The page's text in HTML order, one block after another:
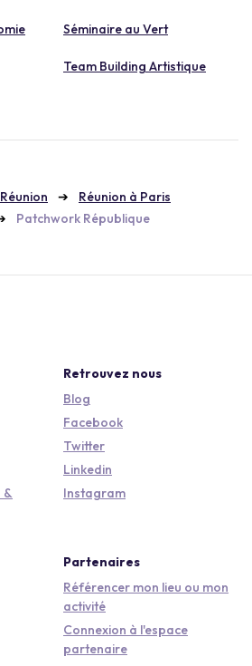
Séminaire au Vert
Team Building Artistique
Réunion
Réunion à Paris
Patchwork République
&
Retrouvez nous
Blog
Facebook
Twitter
Linkedin
Instagram
Partenaires
Référencer mon lieu ou mon
activité
Connexion à l'espace
partenaire